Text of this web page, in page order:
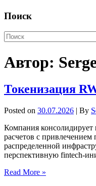
Поиск
Автор:
Токенизация
Posted on 30.07.2026 | By
Компания консолидирует
расчетов с
распределенной
перспективную fintech-
Read More »